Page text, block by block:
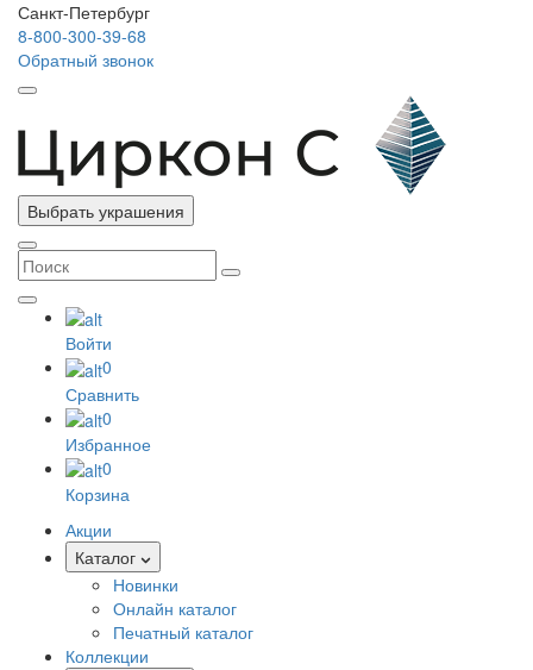
Санкт-Петербург
8-800-300-39-68
Обратный звонок
Выбрать украшения
Войти
0
Сравнить
0
Избранное
0
Корзина
Акции
Каталог
Новинки
Онлайн каталог
Печатный каталог
Коллекции